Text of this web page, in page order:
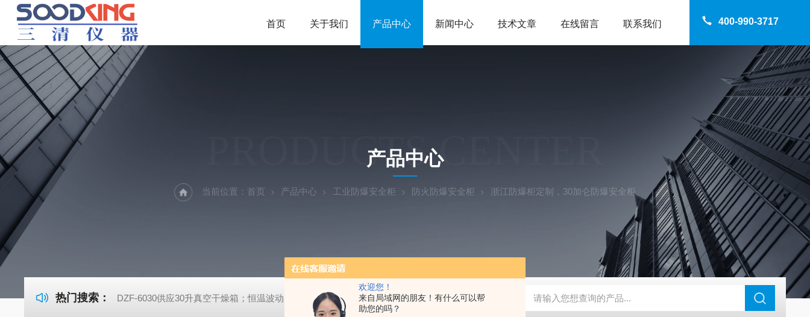
欢迎您！
来自局域网的朋友！有什么可以帮
助您的吗？
400-990-3717
首页 关于我们 产品中心 新闻中心 技术文章 在线留言 联系我们
PRODUCTS CENTER
产品中心
当前位置： 首页 产品中心 工业防爆安全柜 防火防爆安全柜 浙江防爆柜定制，30加仑防爆安全柜
热门搜索： DZF-6030供应30升真空干燥箱；恒温波动度:±0.5℃ DHG-9140B（140升）电热恒温鼓风干燥箱，不锈钢干燥箱，烘箱控温范围300℃ DHG-9070B（70